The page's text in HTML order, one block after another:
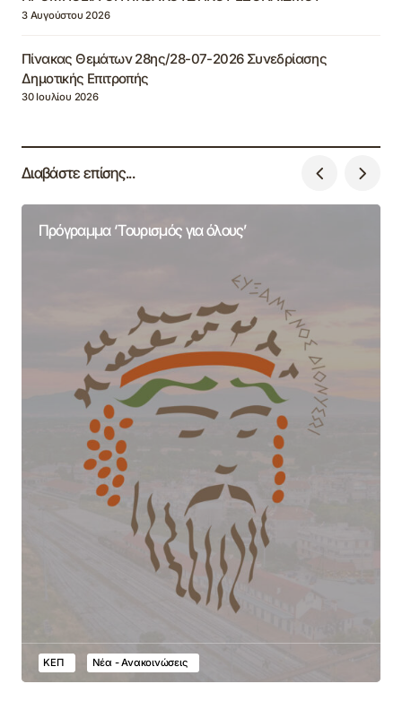
3 Αυγούστου 2026
Πίνακας Θεμάτων 28ης/28-07-2026 Συνεδρίασης
Δημοτικής Επιτροπής
30 Ιουλίου 2026
Διαβάστε επίσης...
Πρόγραμμα ‘Τουρισμός για όλους’
ΚΕΠ Νέα - Ανακοινώσεις